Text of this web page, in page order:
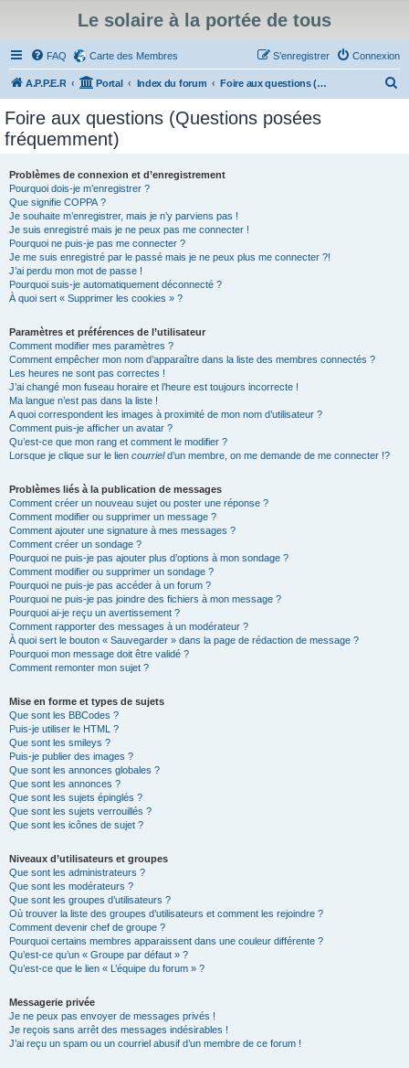
Le solaire à la portée de tous
FAQ Carte des Membres Connexion
S’enregistrer
A.P.P.E.R Portal Index du forum Foire aux questions (Questions posées fréquemment)
Foire aux questions (Questions posées
fréquemment)
Problèmes de connexion et d’enregistrement
Pourquoi dois-je m’enregistrer ?
Que signifie COPPA ?
Je souhaite m’enregistrer, mais je n’y parviens pas !
Je suis enregistré mais je ne peux pas me connecter !
Pourquoi ne puis-je pas me connecter ?
Je me suis enregistré par le passé mais je ne peux plus me connecter ?!
J’ai perdu mon mot de passe !
Pourquoi suis-je automatiquement déconnecté ?
À quoi sert « Supprimer les cookies » ?
Paramètres et préférences de l’utilisateur
Comment modifier mes paramètres ?
Comment empêcher mon nom d’apparaître dans la liste des membres connectés ?
Les heures ne sont pas correctes !
J’ai changé mon fuseau horaire et l’heure est toujours incorrecte !
Ma langue n’est pas dans la liste !
A quoi correspondent les images à proximité de mon nom d’utilisateur ?
Comment puis-je afficher un avatar ?
Qu’est-ce que mon rang et comment le modifier ?
Lorsque je clique sur le lien courrield’un membre, on me demande de me connecter !?
Problèmes liés à la publication de messages
Comment créer un nouveau sujet ou poster une réponse ?
Comment modifier ou supprimer un message ?
Comment ajouter une signature à mes messages ?
Comment créer un sondage ?
Pourquoi ne puis-je pas ajouter plus d’options à mon sondage ?
Comment modifier ou supprimer un sondage ?
Pourquoi ne puis-je pas accéder à un forum ?
Pourquoi ne puis-je pas joindre des fichiers à mon message ?
Pourquoi ai-je reçu un avertissement ?
Comment rapporter des messages à un modérateur ?
À quoi sert le bouton « Sauvegarder » dans la page de rédaction de message ?
Pourquoi mon message doit être validé ?
Comment remonter mon sujet ?
Mise en forme et types de sujets
Que sont les BBCodes ?
Puis-je utiliser le HTML ?
Que sont les smileys ?
Puis-je publier des images ?
Que sont les annonces globales ?
Que sont les annonces ?
Que sont les sujets épinglés ?
Que sont les sujets verrouillés ?
Que sont les icônes de sujet ?
Niveaux d’utilisateurs et groupes
Que sont les administrateurs ?
Que sont les modérateurs ?
Que sont les groupes d’utilisateurs ?
Où trouver la liste des groupes d’utilisateurs et comment les rejoindre ?
Comment devenir chef de groupe ?
Pourquoi certains membres apparaissent dans une couleur différente ?
Qu’est-ce qu’un « Groupe par défaut » ?
Qu’est-ce que le lien « L’équipe du forum » ?
Messagerie privée
Je ne peux pas envoyer de messages privés !
Je reçois sans arrêt des messages indésirables !
J’ai reçu un spam ou un courriel abusif d’un membre de ce forum !